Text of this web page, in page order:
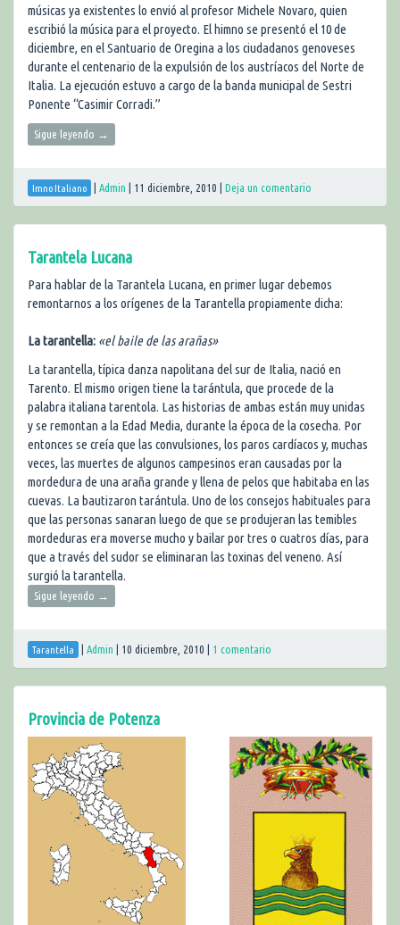
músicas ya existentes lo envió al profesor Michele Novaro, quien
escribió la música para el proyecto. El himno se presentó el 10 de
diciembre, en el Santuario de Oregina a los ciudadanos genoveses
durante el centenario de la expulsión de los austríacos del Norte de
Italia. La ejecución estuvo a cargo de la banda municipal de Sestri
Ponente “Casimir Corradi.”
Sigue leyendo →
Imno Italiano Admin 11 diciembre, 2010 Deja un comentario
Tarantela Lucana
Para hablar de la Tarantela Lucana, en primer lugar debemos
remontarnos a los orígenes de la Tarantella propiamente dicha:
La tarantella: «el baile de las arañas»
La tarantella, típica danza napolitana del sur de Italia, nació en
Tarento. El mismo origen tiene la tarántula, que procede de la
palabra italiana tarentola. Las historias de ambas están muy unidas
y se remontan a la Edad Media, durante la época de la cosecha. Por
entonces se creía que las convulsiones, los paros cardíacos y, muchas
veces, las muertes de algunos campesinos eran causadas por la
mordedura de una araña grande y llena de pelos que habitaba en las
cuevas. La bautizaron tarántula. Uno de los consejos habituales para
que las personas sanaran luego de que se produjeran las temibles
mordeduras era moverse mucho y bailar por tres o cuatros días, para
que a través del sudor se eliminaran las toxinas del veneno. Así
surgió la tarantella.
Sigue leyendo →
Tarantella Admin 10 diciembre, 2010 1 comentario
Provincia de Potenza